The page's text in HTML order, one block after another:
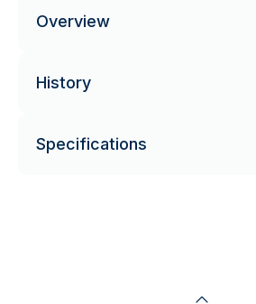
Overview
History
Specifications